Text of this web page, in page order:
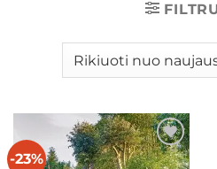
-23% Mėgstamiausias